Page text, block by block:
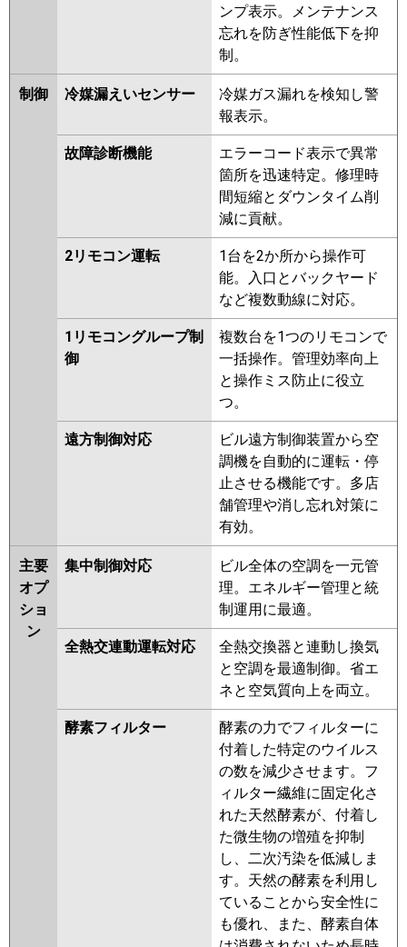
ンプ表示。メンテナンス
忘れを防ぎ性能低下を抑
制。
制御 冷媒漏えいセンサー
冷媒ガス漏れを検知し警
報表示。
故障診断機能
エラーコード表示で異常
箇所を迅速特定。修理時
間短縮とダウンタイム削
減に貢献。
2リモコン運転
1台を2か所から操作可
能。入口とバックヤード
など複数動線に対応。
1リモコングループ制
御
複数台を1つのリモコンで
一括操作。管理効率向上
と操作ミス防止に役立
つ。
遠方制御対応
ビル遠方制御装置から空
調機を自動的に運転・停
止させる機能です。多店
舗管理や消し忘れ対策に
有効。
主要
オプ
ショ
ン
集中制御対応
ビル全体の空調を一元管
理。エネルギー管理と統
制運用に最適。
全熱交連動運転対応
全熱交換器と連動し換気
と空調を最適制御。省エ
ネと空気質向上を両立。
酵素フィルター
酵素の力でフィルターに
付着した特定のウイルス
の数を減少させます。フ
ィルター繊維に固定化さ
れた天然酵素が、付着し
た微生物の増殖を抑制
し、二次汚染を低減しま
す。天然の酵素を利用し
ていることから安全性に
も優れ、また、酵素自体